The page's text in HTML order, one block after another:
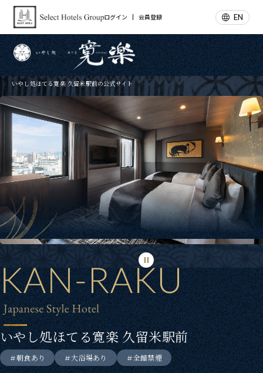
ログイン 会員登録 EN
いやし処ほてる寛楽 久留米駅前の公式サイト
いやし処ほてる寛楽 久留米駅前
朝食あり 大浴場あり 全館禁煙